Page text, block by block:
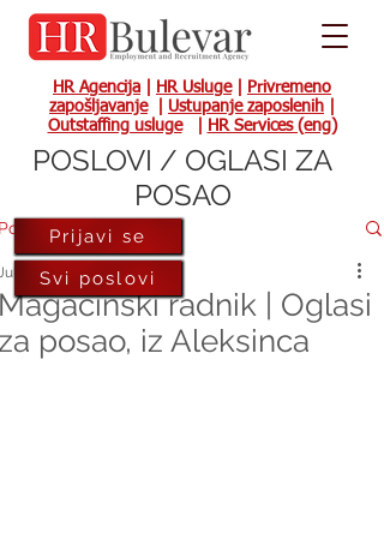
HR Agencija HR Usluge|
Privremeno
zapošljavanje| Ustupanje zaposlenih
Outstaffing usluge| HR Services (eng)
radnik | Oglasi
posao, iz Aleksinca
27, 2022
Prijavi se
Svi poslovi
POSLOVI / OGLASI ZA
POSAO